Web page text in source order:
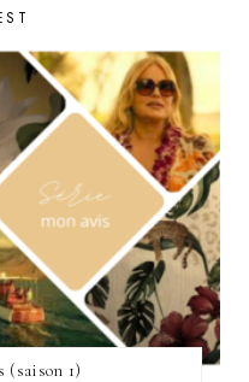
(saison 1)